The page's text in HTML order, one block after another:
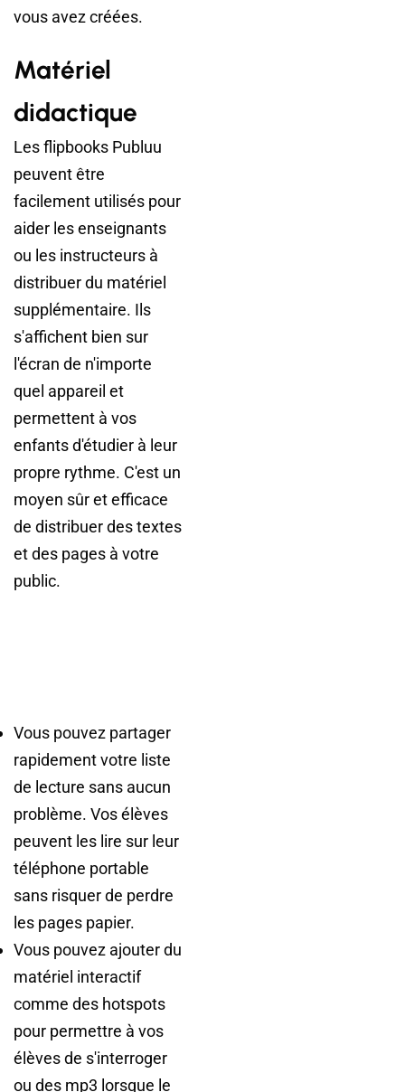
vous avez créées.
Matériel
didactique
Les flipbooks Publuu
peuvent être
facilement utilisés pour
aider les enseignants
ou les instructeurs à
distribuer du matériel
supplémentaire. Ils
s'affichent bien sur
l'écran de n'importe
quel appareil et
permettent à vos
enfants d'étudier à leur
propre rythme. C'est un
moyen sûr et efficace
de distribuer des textes
et des pages à votre
public.
Vous pouvez partager
rapidement votre liste
de lecture sans aucun
problème. Vos élèves
peuvent les lire sur leur
téléphone portable
sans risquer de perdre
les pages papier.
Vous pouvez ajouter du
matériel interactif
comme des hotspots
pour permettre à vos
élèves de s'interroger
ou des mp3 lorsque le